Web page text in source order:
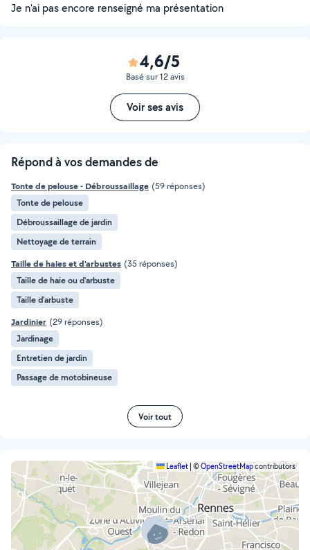
Je n'ai pas encore renseigné ma présentation
4,6/5
Basé sur 12 avis
Voir ses avis
Répond à vos demandes de
Tonte de pelouse - Débroussaillage (59 réponses)
Tonte de pelouse
Débroussaillage de jardin
Nettoyage de terrain
Taille de haies et d'arbustes (35 réponses)
Taille de haie ou d'arbuste
Taille d'arbuste
Jardinier (29 réponses)
Jardinage
Entretien de jardin
Passage de motobineuse
Voir tout
Leaflet ©OpenStreetMapcontributors